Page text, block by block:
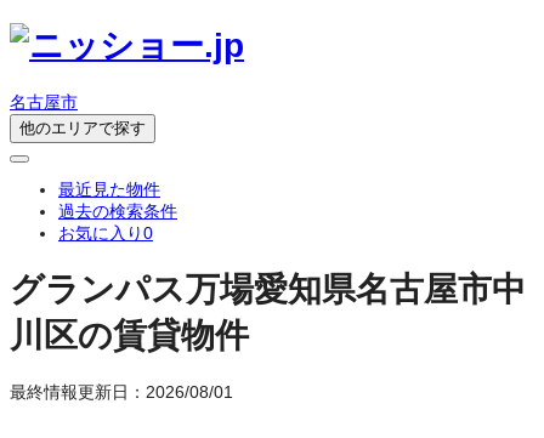
名古屋市
他のエリアで探す
最近見た物件
過去の検索条件
お気に入り0
グランパス万場愛知県名古屋市中
川区の賃貸物件
最終情報更新日：2026/08/01